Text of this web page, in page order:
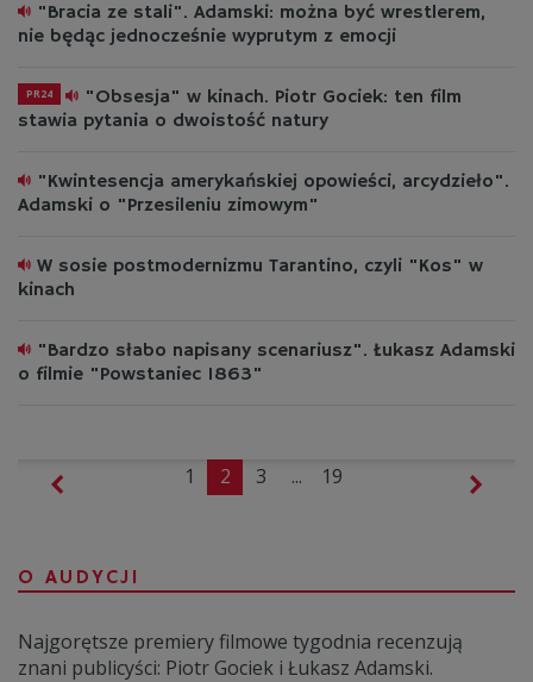
"Bracia ze stali". Adamski: można być wrestlerem,
nie będąc jednocześnie wyprutym z emocji
PR24
"Obsesja" w kinach. Piotr Gociek: ten film
stawia pytania o dwoistość natury
"Kwintesencja amerykańskiej opowieści, arcydzieło".
Adamski o "Przesileniu zimowym"
W sosie postmodernizmu Tarantino, czyli "Kos" w
kinach
"Bardzo słabo napisany scenariusz". Łukasz Adamski
o filmie "Powstaniec 1863"
1 2 3 ... 19
O AUDYCJI
Najgorętsze premiery filmowe tygodnia recenzują
znani publicyści: Piotr Gociek i Łukasz Adamski.